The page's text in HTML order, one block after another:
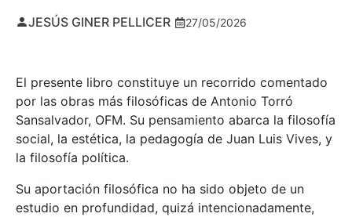
JESÚS GINER PELLICER 27/05/2026
El presente libro constituye un recorrido comentado
por las obras más filosóficas de Antonio Torró
Sansalvador, OFM. Su pensamiento abarca la filosofía
social, la estética, la pedagogía de Juan Luis Vives, y
la filosofía política.
Su aportación filosófica no ha sido objeto de un
estudio en profundidad, quizá intencionadamente,